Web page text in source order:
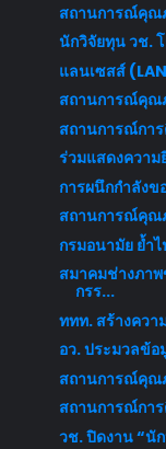
สถานการณ์คุณ
นักวิจัยทุน วช.
แลนเซสส์
สถานการณ์คุณ
สถานการณ์กา
ร่วมแสดงความ
การผนึกกำลัง
สถานการณ์คุณ
กรมอนามัย ย้ำ
สมาคมช่างภา
กรร...
ททท. สร้างควา
อว. ประมวลข้
สถานการณ์คุณ
สถานการณ์กา
วช. ปิดงาน “นั